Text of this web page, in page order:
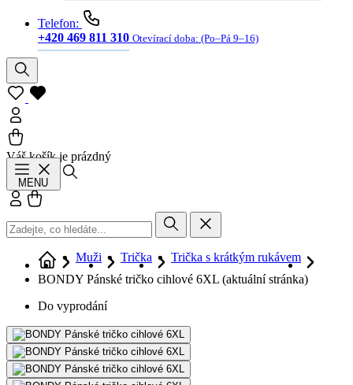
Telefon:
+420 469 811 310 Otevírací doba: (Po–Pá 9–16)
Váš košík je prázdný
MENU
Přihlásit se
Muži Trička
Trička s krátkým rukávem
BONDY Pánské tričko cihlové 6XL (aktuální stránka)
Do vyprodání